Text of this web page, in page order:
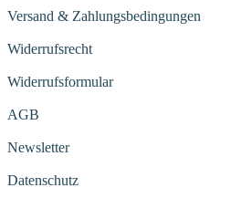
Versand & Zahlungsbedingungen
Widerrufsrecht
Widerrufsformular
AGB
Newsletter
Datenschutz